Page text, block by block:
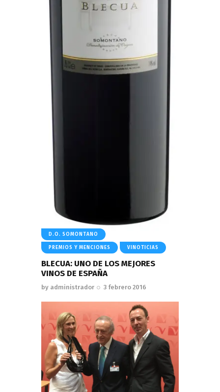
D.O. SOMONTANO
PREMIOS Y MENCIONES VINOTICIAS
BLECUA: UNO DE LOS MEJORES
VINOS DE ESPAÑA
by administrador 3 febrero 2016